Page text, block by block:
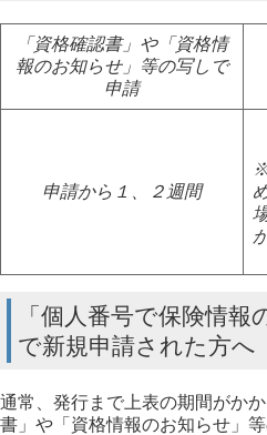
「資格確認書」や「資格情
報のお知らせ」等の写しで
申請
申請から１、２週間
「個人番号で保険情報
で新規申請された方へ
通常、発行まで上表の期間がか
書」や「資格情報のお知らせ」